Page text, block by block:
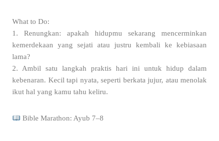
What to Do:
1. Renungkan: apakah hidupmu sekarang mencerminkan
kemerdekaan yang sejati atau justru kembali ke kebiasaan
lama?
2. Ambil satu langkah praktis hari ini untuk hidup dalam
kebenaran. Kecil tapi nyata, seperti berkata jujur, atau menolak
ikut hal yang kamu tahu keliru.
Bible Marathon: Ayub 7–8